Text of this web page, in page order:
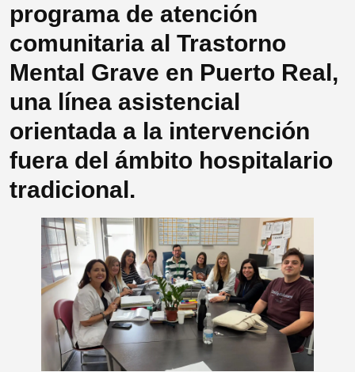
programa de atención
comunitaria al Trastorno
Mental Grave en Puerto Real,
una línea asistencial
orientada a la intervención
fuera del ámbito hospitalario
tradicional.